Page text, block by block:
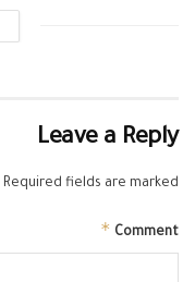
Leave a Reply
Required fields are marked
Comment
*